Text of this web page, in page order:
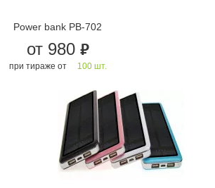
Power bank PB-702
от 980 руб.
при тираже от 100 шт.